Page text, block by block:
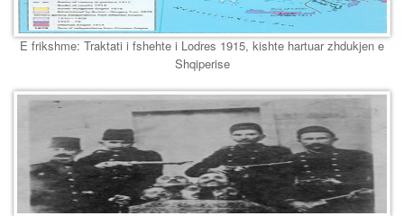
E frikshme: Traktati i fshehte i Lodres 1915, kishte hartuar zhdukjen e
Shqiperise